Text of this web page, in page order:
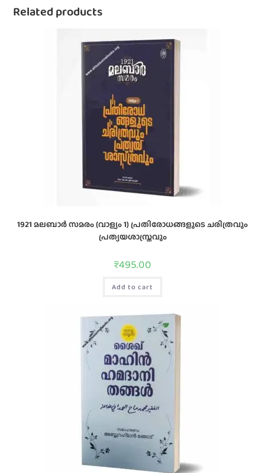
Related products
1921 മലബാർ സമരം (വാള്യം 1) പ്രതിരോധങ്ങളുടെ ചരിത്രവും
പ്രത്യയശാസ്ത്രവും
₹495.00
Add to cart